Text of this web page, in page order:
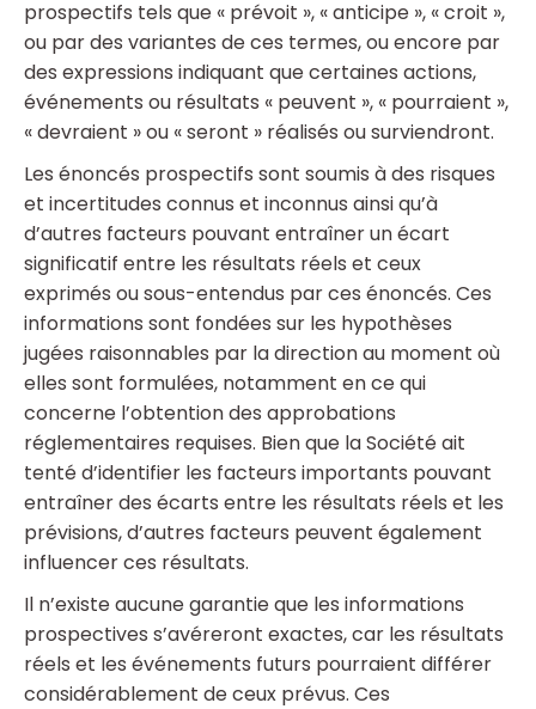
prospectifs tels que « prévoit », « anticipe », « croit »,
ou par des variantes de ces termes, ou encore par
des expressions indiquant que certaines actions,
événements ou résultats « peuvent », « pourraient »,
« devraient » ou « seront » réalisés ou surviendront.
Les énoncés prospectifs sont soumis à des risques
et incertitudes connus et inconnus ainsi qu’à
d’autres facteurs pouvant entraîner un écart
significatif entre les résultats réels et ceux
exprimés ou sous-entendus par ces énoncés. Ces
informations sont fondées sur les hypothèses
jugées raisonnables par la direction au moment où
elles sont formulées, notamment en ce qui
concerne l’obtention des approbations
réglementaires requises. Bien que la Société ait
tenté d’identifier les facteurs importants pouvant
entraîner des écarts entre les résultats réels et les
prévisions, d’autres facteurs peuvent également
influencer ces résultats.
Il n’existe aucune garantie que les informations
prospectives s’avéreront exactes, car les résultats
réels et les événements futurs pourraient différer
considérablement de ceux prévus. Ces